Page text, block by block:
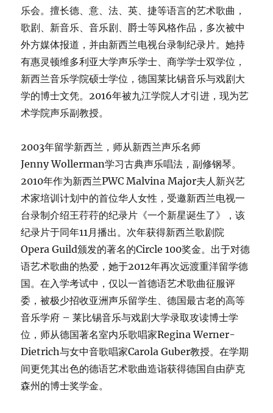
乐会。擅长德、意、法、英、捷等语言的艺术歌曲，
歌剧、新音乐、音乐剧、爵士等风格作品，多次被中
外方媒体报道，并由新西兰电视台录制纪录片。她持
有惠灵顿维多利亚大学声乐学士、商学学士双学位，
新西兰音乐学院硕士学位，德国莱比锡音乐与戏剧大
学的博士文凭。2016年被九江学院人才引进，现为艺
术学院声乐副教授。
2003年留学新西兰，师从新西兰声乐名师
Jenny Wollerman学习古典声乐唱法，副修钢琴。
2010年作为新西兰PWC Malvina Major夫人新兴艺
术家培训计划中的首位华人女性，受邀新西兰电视一
台录制介绍王荇荇的纪录片《一个新星诞生了》，该
纪录片于同年11月播出。次年获得新西兰歌剧院
Opera Guild颁发的著名的Circle 100奖金。出于对德
语艺术歌曲的热爱，她于2012年再次远渡重洋留学德
国。在入学考试中，仅以一首德语艺术歌曲征服评
委，被极少招收亚洲声乐留学生、德国最古老的高等
音乐学府 – 莱比锡音乐与戏剧大学录取攻读博士学
位，师从德国著名室内乐歌唱家Regina Werner-
Dietrich与女中音歌唱家Carola Guber教授。在学期
间更凭其出色的德语艺术歌曲造诣获得德国自由萨克
森州的博士奖学金。